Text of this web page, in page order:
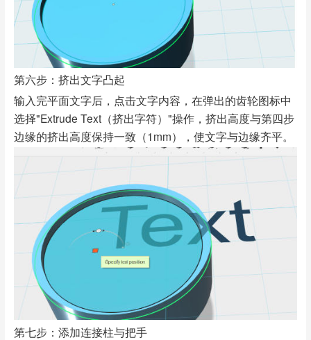
第六步：挤出文字凸起
输入完平面文字后，点击文字内容，在弹出的齿轮图标中
选择"Extrude Text（挤出字符）"操作，挤出高度与第四步
边缘的挤出高度保持一致（1mm），使文字与边缘齐平。
第七步：添加连接柱与把手